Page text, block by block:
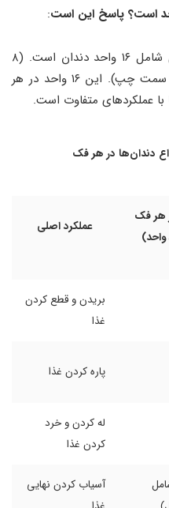
است؟ پاسخ این است:
هر فک (بالا یا پایین) به طور کامل شامل ۱۶ واحد دندان است. (۸
واحد در سمت راست و ۸ واحد در سمت چپ). این ۱۶ واحد در هر
عملکردهای متفاوت است.
دندان‌ها در هر فک
هر فک
عملکرد اصلی
بریدن و قطع کردن
غذا
پاره کردن غذا
له کردن و خرد
کردن غذا
آسیاب کردن نهایی